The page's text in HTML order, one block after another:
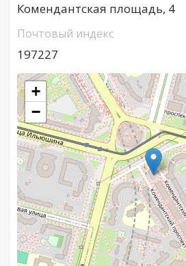
Комендантская площадь, 4
Почтовый индекс
197227
+
−